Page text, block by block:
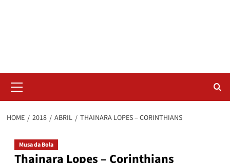
Menu
HOME 2018 ABRIL THAINARA LOPES – CORINTHIANS
Musa da Bola
Thainara Lopes – Corinthians